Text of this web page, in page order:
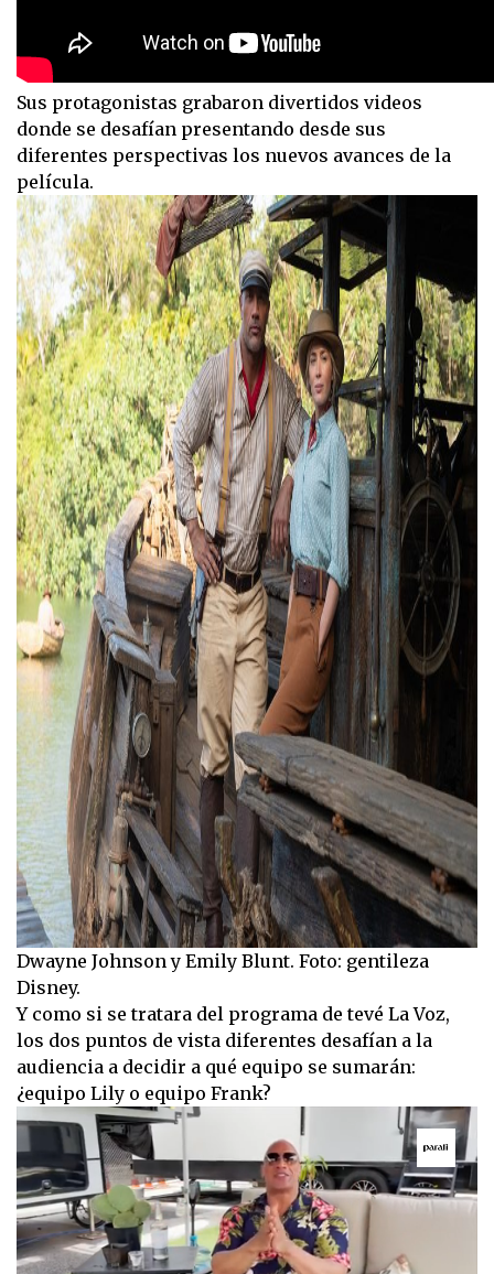
Sus protagonistas grabaron divertidos videos
donde se desafían presentando desde sus
diferentes perspectivas los nuevos avances de la
película.
Dwayne Johnson y Emily Blunt. Foto: gentileza
Disney.
Y como si se tratara del programa de tevé La Voz,
los dos puntos de vista diferentes desafían a la
audiencia a decidir a qué equipo se sumarán:
¿equipo Lily o equipo Frank?